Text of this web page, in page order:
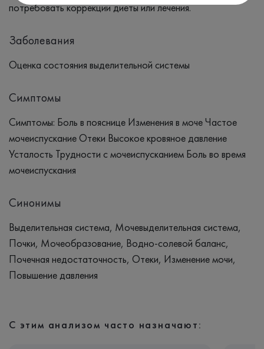
потребовать коррекции диеты или лечения.
Заболевания
Оценка состояния выделительной системы
Симптомы
Симптомы: Боль в пояснице Изменения в моче Частое
мочеиспускание Отеки Высокое кровяное давление
Усталость Трудности с мочеиспусканием Боль во время
мочеиспускания
Синонимы
Выделительная система, Мочевыделительная система,
Почки, Мочеобразование, Водно-солевой баланс,
Почечная недостаточность, Отеки, Изменение мочи,
Повышение давления
С этим анализом часто назначают: